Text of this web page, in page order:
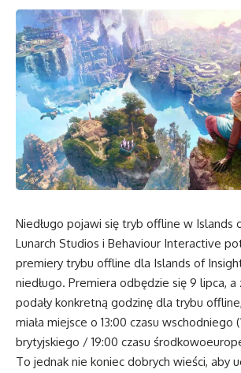
Niedługo pojawi się tryb offline w Islands
Lunarch Studios i Behaviour Interactive
premiery trybu offline dla Islands of
niedługo. Premiera odbędzie się 9 lipca, a
podały konkretną godzinę dla trybu
miała miejsce o 13:00 czasu wschodniego
brytyjskiego / 19:00 czasu
To jednak nie koniec dobrych wieści, aby